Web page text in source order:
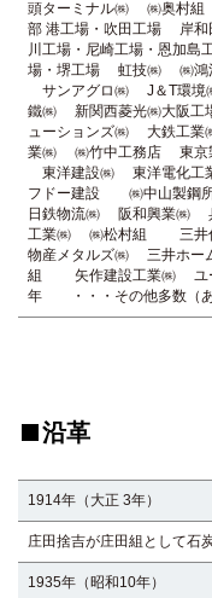
頭ターミナル㈱ ㈱奥村
部 港工場・吹田工場 岸
川工場・尼崎工場・恩
場・堺工場 虹技㈱ ㈱
サンアグロ㈱ J＆T環
鐵㈱ 新関西菱光㈱大阪工
ューションズ㈱ 大鉄工
業㈱ ㈱竹中工務店 東京
東洋建設㈱ 東洋電化
フドー建設 ㈱中山製
日鉄物流㈱ 阪和興業㈱
工業㈱ ㈱松村組 三井
物産メタルズ㈱ 三井ホ
組 矢作建設工業㈱ ユ
年 ・・・その他多数（あ
沿革
1914年（大正 3年）
庄田捨吉が庄田組として石
1935年（昭和10年）